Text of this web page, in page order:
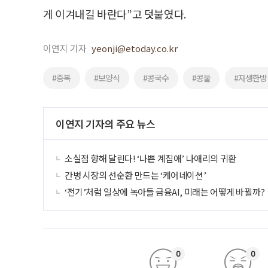
게 이겨내길 바란다”고 덧붙였다.
이연지 기자 yeonji@etoday.co.kr
#중복 #보양식 #콩국수 #콩물 #자생한
이연지 기자의 주요 뉴스
소실점 향해 달린다! ‘나쁜 계집애’ 나애리의 귀환
간병 시장의 선순환 만드는 ‘케어네이션’
‘전기’처럼 일상에 녹아들 금융AI, 미래는 어떻게 바뀔까?
0 0